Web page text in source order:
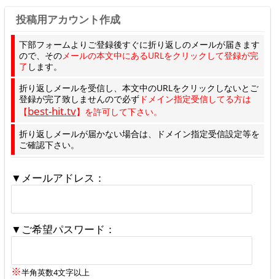
投稿用アカウント作成
下部フォームよりご登録後すぐに折り返しのメールが届きます
ので、そのメールの本文中にあるURLをクリックして登録が完
了 します。
折り返しメールを受信し、本文中のURLをクリックしないとご
登録が完了致しませんので必ず ドメイン指定受信してる方は
【best-hit.tv】を許可して下さい。
折り返しメールが届かない場合は、ドメイン指定受信設定等を
ご確認下さい。
▼メールアドレス：
▼ご希望パスワード：
※半角英数4文字以上